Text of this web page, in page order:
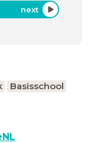
next
Basisschool